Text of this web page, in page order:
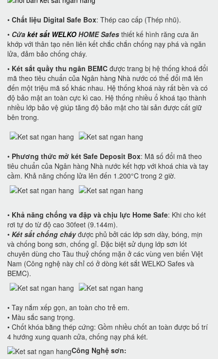
• Chất liệu Digital Safe Box: Thép cao cấp (Thép nhũ).
• Cửa két sắt WELKO HOME Safes thiết kế hình răng cưa ăn
khớp với thân tạo nên liên kết chắc chắn chống nạy phá và ngăn
lửa, đảm bảo chống cháy.
• Két sắt quầy thu ngân BEMC được trang bị hệ thống khoá đổi
mã theo tiêu chuẩn của Ngân hàng Nhà nước có thể đổi mã lên
đến một triệu mã số khác nhau. Hệ thống khoá này rất bền và có
độ bảo mật an toàn cực kì cao. Hệ thống nhiều ổ khoá tạo thành
nhiều lớp bảo vệ giúp tăng độ bảo mật cho tài sản được cất giữ
bên trong.
• Phương thức mở két Safe Deposit Box: Mã số đổi mã theo
tiêu chuẩn của Ngân hàng Nhà nước kết hợp với khoá chia và tay
cầm. Khả năng chống lửa lên đến 1.200°C trong 2 giờ.
• Khả năng chống va đập và chịu lực Home Safe: Khi cho két
rơi tự do từ độ cao 30feet (9.144m).
• Két sắt chống cháyđược phủ bởi các lớp sơn dày, bóng, mịn
và chống bong sơn, chống gỉ. Đặc biệt sử dụng lớp sơn lót
chuyên dùng cho Tàu thuỷ chống mặn ở các vùng ven biển Việt
Nam (Công nghệ này chỉ có ở dòng két sắt WELKO Safes và
BEMC).
• Tay nắm xếp gọn, an toàn cho trẻ em.
• Màu sắc sang trọng.
• Chốt khóa bằng thép cứng: Gồm nhiều chốt an toàn được bố trí
4 hướng xung quanh cửa, chống nạy phá két.
Công Nghệ sơn: